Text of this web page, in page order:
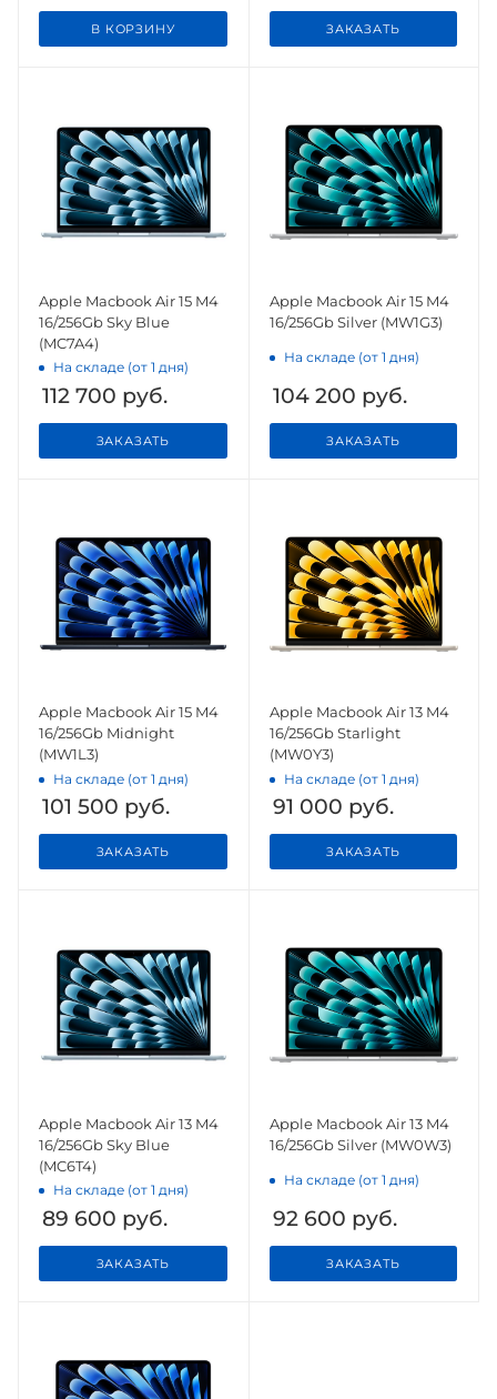
В КОРЗИНУ ЗАКАЗАТЬ
Apple Macbook Air 15 M4
16/256Gb Sky Blue
(MC7A4)
На складе (от 1 дня)
112 700 руб.
ЗАКАЗАТЬ
Apple Macbook Air 15 M4
16/256Gb Silver (MW1G3)
На складе (от 1 дня)
104 200 руб.
ЗАКАЗАТЬ
Apple Macbook Air 15 M4
16/256Gb Midnight
(MW1L3)
На складе (от 1 дня)
101 500 руб.
ЗАКАЗАТЬ
Apple Macbook Air 13 M4
16/256Gb Starlight
(MW0Y3)
На складе (от 1 дня)
91 000 руб.
ЗАКАЗАТЬ
Apple Macbook Air 13 M4
16/256Gb Sky Blue
(MC6T4)
На складе (от 1 дня)
89 600 руб.
ЗАКАЗАТЬ
Apple Macbook Air 13 M4
16/256Gb Silver (MW0W3)
На складе (от 1 дня)
92 600 руб.
ЗАКАЗАТЬ